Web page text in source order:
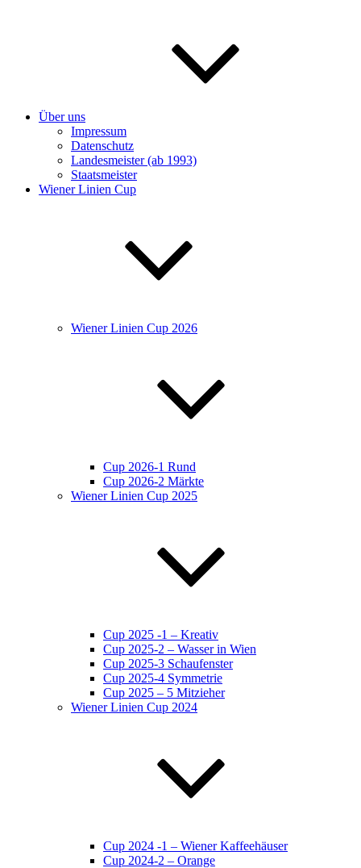
Über uns
Impressum
Datenschutz
Landesmeister (ab 1993)
Staatsmeister
Wiener Linien Cup
Wiener Linien Cup 2026
Cup 2026-1 Rund
Cup 2026-2 Märkte
Wiener Linien Cup 2025
Cup 2025 -1 – Kreativ
Cup 2025-2 – Wasser in Wien
Cup 2025-3 Schaufenster
Cup 2025-4 Symmetrie
Cup 2025 – 5 Mitzieher
Wiener Linien Cup 2024
Cup 2024 -1 – Wiener Kaffeehäuser
Cup 2024-2 – Orange